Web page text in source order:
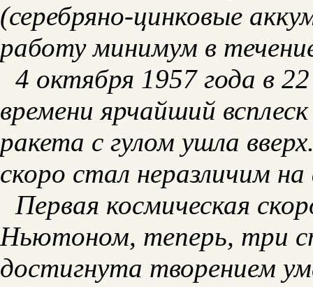
(серебряно-цинковые
работу минимум в
4 октября 1957 года в
времени ярчайший
ракета с гулом ушла
скоро стал неразличим
Первая космическая
Ньютоном, теперь, три
достигнута творением